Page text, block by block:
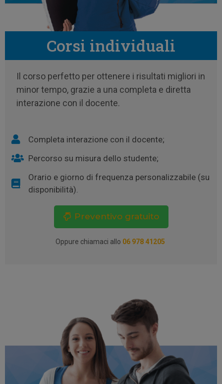
Corsi individuali
Il corso perfetto per ottenere i risultati migliori in
minor tempo, grazie a una completa e diretta
interazione con il docente.
Completa interazione con il docente;
Percorso su misura dello studente;
Orario e giorno di frequenza personalizzabile (su
disponibilità).
Preventivo gratuito
Oppure chiamaci allo 06 978 41205